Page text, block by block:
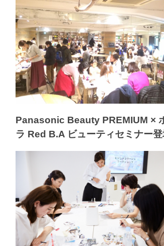
Panasonic Beauty PREMIUM ×
ラ Red B.A ビューティセミナー